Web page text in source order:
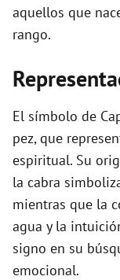
aquellos que
rango.
El símbolo de
pez, que
espiritual. Su
la cabra
mientras que la
agua y la
signo en su
emocional.